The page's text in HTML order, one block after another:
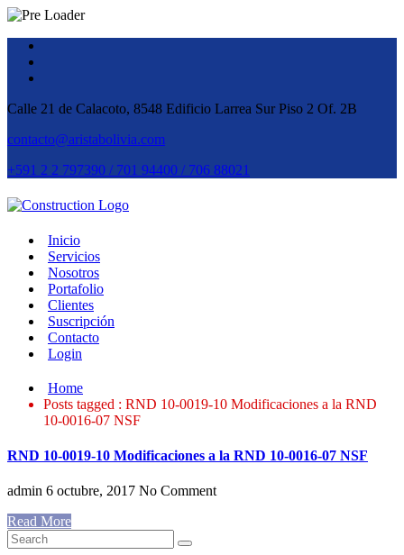
Calle 21 de Calacoto, 8548 Edificio Larrea Sur Piso 2 Of. 2B
contacto@aristabolivia.com
+591 2 2 797390 / 701 94400 / 706 88021
Inicio
Servicios
Nosotros
Portafolio
Clientes
Suscripción
Contacto
Login
Home
Posts tagged : RND 10-0019-10 Modificaciones a la RND
10-0016-07 NSF
RND 10-0019-10 Modificaciones a la RND 10-0016-07 NSF
admin 6 octubre, 2017 No Comment
Read More